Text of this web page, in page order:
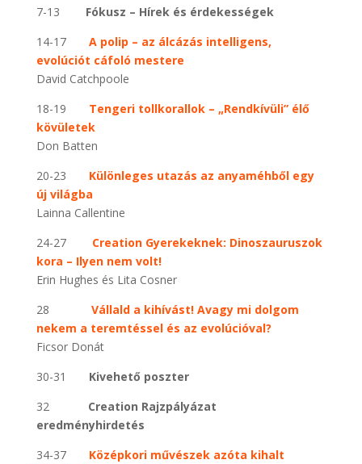
7-13 Fókusz – Hírek és érdekességek
14-17 A polip – az álcázás intelligens,
evolúciót cáfoló mestere
David Catchpoole
18-19 Tengeri tollkorallok – „Rendkívüli” élő
kövületek
Don Batten
20-23 Különleges utazás az anyaméhből egy
új világba
Lainna Callentine
24-27
Creation Gyerekeknek: Dinoszauruszok
kora – Ilyen nem volt!
Erin Hughes és Lita Cosner
28 Vállald a kihívást! Avagy mi dolgom
nekem a teremtéssel és az evolúcióval?
Ficsor Donát
30-31 Kivehető poszter
32 Creation Rajzpályázat
eredményhirdetés
34-37 Középkori művészek azóta kihalt